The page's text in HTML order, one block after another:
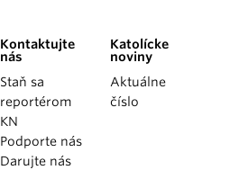
Kontaktujte
nás
Staň sa
reportérom
KN
Podporte nás
Darujte nás
Katolícke
noviny
Aktuálne
číslo